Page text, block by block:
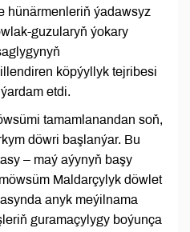
hünärmenleriň ýadawsyz
guzularyň ýokary
köpýyllyk tejribesi
etdi.
tamamlanandan soň,
döwri başlanýar. Bu
– maý aýynyň başy
Maldarçylyk döwlet
anyk meýilnama
guramaçylygy boýunça